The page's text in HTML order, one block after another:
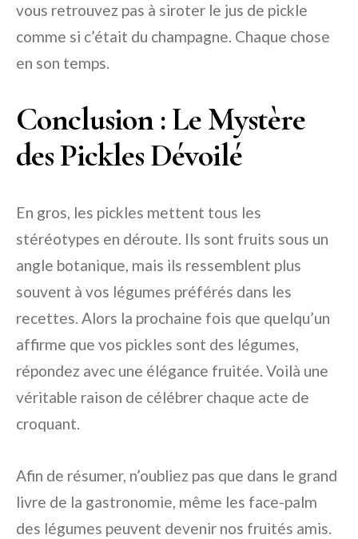
vous retrouvez pas à siroter le jus de pickle
comme si c’était du champagne. Chaque chose
en son temps.
Conclusion : Le Mystère
des Pickles Dévoilé
En gros, les pickles mettent tous les
stéréotypes en déroute. Ils sont fruits sous un
angle botanique, mais ils ressemblent plus
souvent à vos légumes préférés dans les
recettes. Alors la prochaine fois que quelqu’un
affirme que vos pickles sont des légumes,
répondez avec une élégance fruitée. Voilà une
véritable raison de célébrer chaque acte de
croquant.
Afin de résumer, n’oubliez pas que dans le grand
livre de la gastronomie, même les face-palm
des légumes peuvent devenir nos fruités amis.